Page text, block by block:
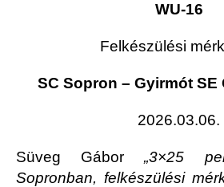
WU-16
Felkészülési
SC Sopron – Gyirmót SE
2026.03.06.
Süveg Gábor „3×25
Sopronban, felkészülési